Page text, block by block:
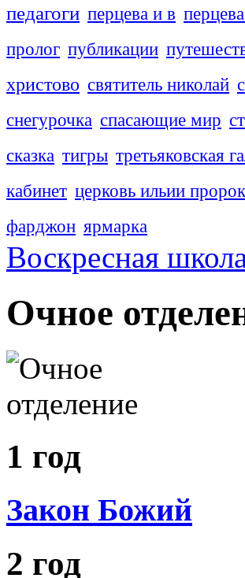
педагоги перцева и в
пролог публикации
христово святитель николай
снегурочка спасающие мир
сказка тигры третьяковская
кабинет церковь ильии
фарджон ярмарка
Воскресная
Очное
1 год
Закон Божий
2 год